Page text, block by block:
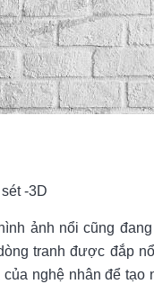
-3D
ảnh nổi cũng
tranh được đắp
nghệ nhân để tạo